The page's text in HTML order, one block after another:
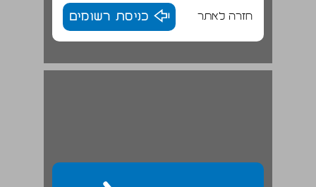
חזרה לאתר כניסת רשומים